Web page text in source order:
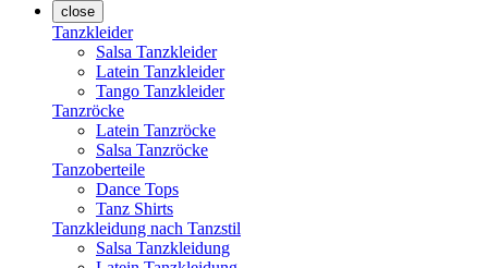
close
Tanzkleider
Salsa Tanzkleider
Latein Tanzkleider
Tango Tanzkleider
Tanzröcke
Latein Tanzröcke
Salsa Tanzröcke
Tanzoberteile
Dance Tops
Tanz Shirts
Tanzkleidung nach Tanzstil
Salsa Tanzkleidung